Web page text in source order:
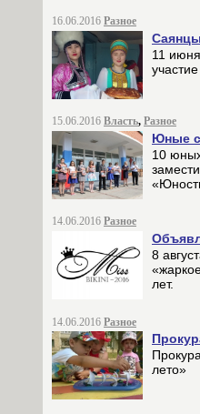
16.06.2016 Разное
11
15.06.2016 Власть, Разное
Юные
10
14.06.2016 Разное
8
лет.
14.06.2016 Разное
лето»